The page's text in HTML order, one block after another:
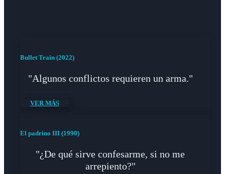
Bullet Train (2022)
"Algunos conflictos requieren un arma."
VER MÁS
El padrino III (1990)
"¿De qué sirve confesarme, si no me
arrepiento?"